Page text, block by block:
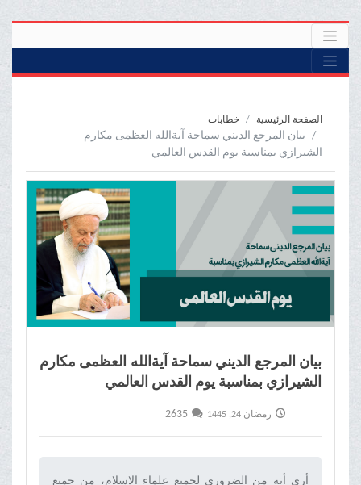
الصفحة الرئيسية خطابات
بیان المرجع الدیني سماحة آیةالله العظمی مکارم
الشیرازي بمناسبة يوم القدس العالمي
بیان المرجع الدیني سماحة آیةالله العظمی مکارم
الشیرازي بمناسبة يوم القدس العالمي
رمضان 24, 1445 2635
أرى أنه من الضروري لجميع علماء الإسلام، من جميع